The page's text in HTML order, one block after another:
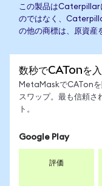
この製品はCaterpillar
のではなく、
の他の商標は、原資産
数秒でCATonを
MetaMaskでCATonを
スワップ。最も信頼さ
ト。
Google Play
評価